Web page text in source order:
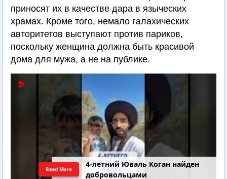
приносят их в качестве дара в языческих
храмах. Кроме того, немало галахических
авторитетов выступают против париков,
поскольку женщина должна быть красивой
дома для мужа, а не на публике.
4-летний Юваль Коган найден
добровольцами
Read More